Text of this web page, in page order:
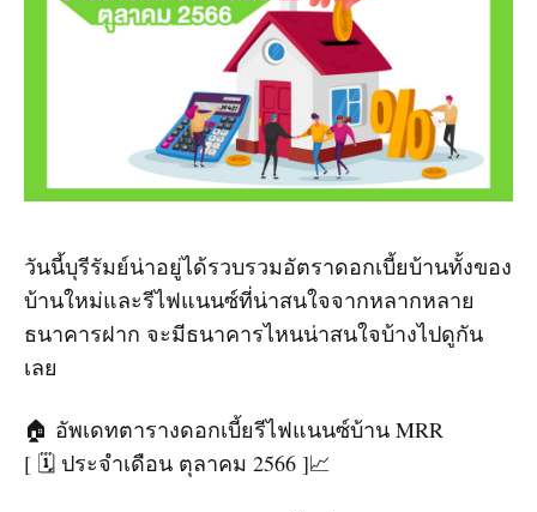
วันนี้บุรีรัมย์น่าอยู่ได้รวบรวมอัตราดอกเบี้ยบ้านทั้งของ
บ้านใหม่และรีไฟแนนซ์ที่น่าสนใจจากหลากหลาย
ธนาคารฝาก จะมีธนาคารไหนน่าสนใจบ้างไปดูกัน
เลย
🏠 อัพเดทตารางดอกเบี้ยรีไฟแนนซ์บ้าน MRR
[ 🗓️ ประจำเดือน ตุลาคม 2566 ]📈